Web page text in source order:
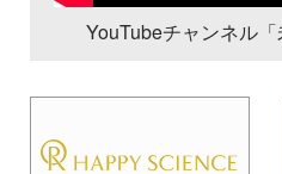
YouTubeチャンネル